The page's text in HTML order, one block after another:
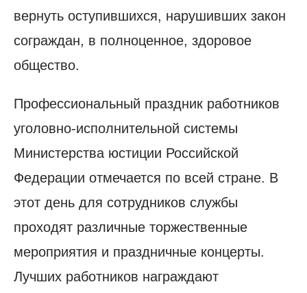
вернуть оступившихся, нарушивших закон
сограждан, в полноценное, здоровое
общество.
Профессиональный праздник работников
уголовно-исполнительной системы
Министерства юстиции Российской
Федерации отмечается по всей стране. В
этот день для сотрудников службы
проходят различные торжественные
мероприятия и праздничные концерты.
Лучших работников награждают